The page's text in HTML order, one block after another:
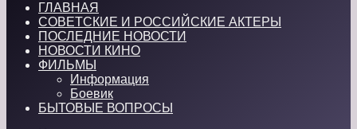
ГЛАВНАЯ
СОВЕТСКИЕ И РОССИЙСКИЕ АКТЕРЫ
ПОСЛЕДНИЕ НОВОСТИ
НОВОСТИ КИНО
ФИЛЬМЫ
Информация
Боевик
БЫТОВЫЕ ВОПРОСЫ